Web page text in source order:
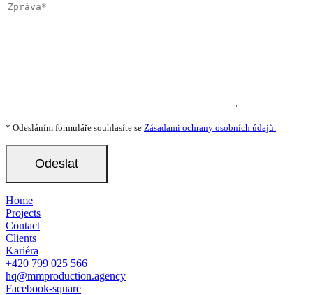
* Odesláním formuláře souhlasíte se Zásadami ochrany osobních údajů.
Home
Projects
Contact
Clients
Kariéra
+420 799 025 566
hq@mmproduction.agency
Facebook-square